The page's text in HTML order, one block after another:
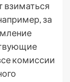
взиматься
за
комиссии